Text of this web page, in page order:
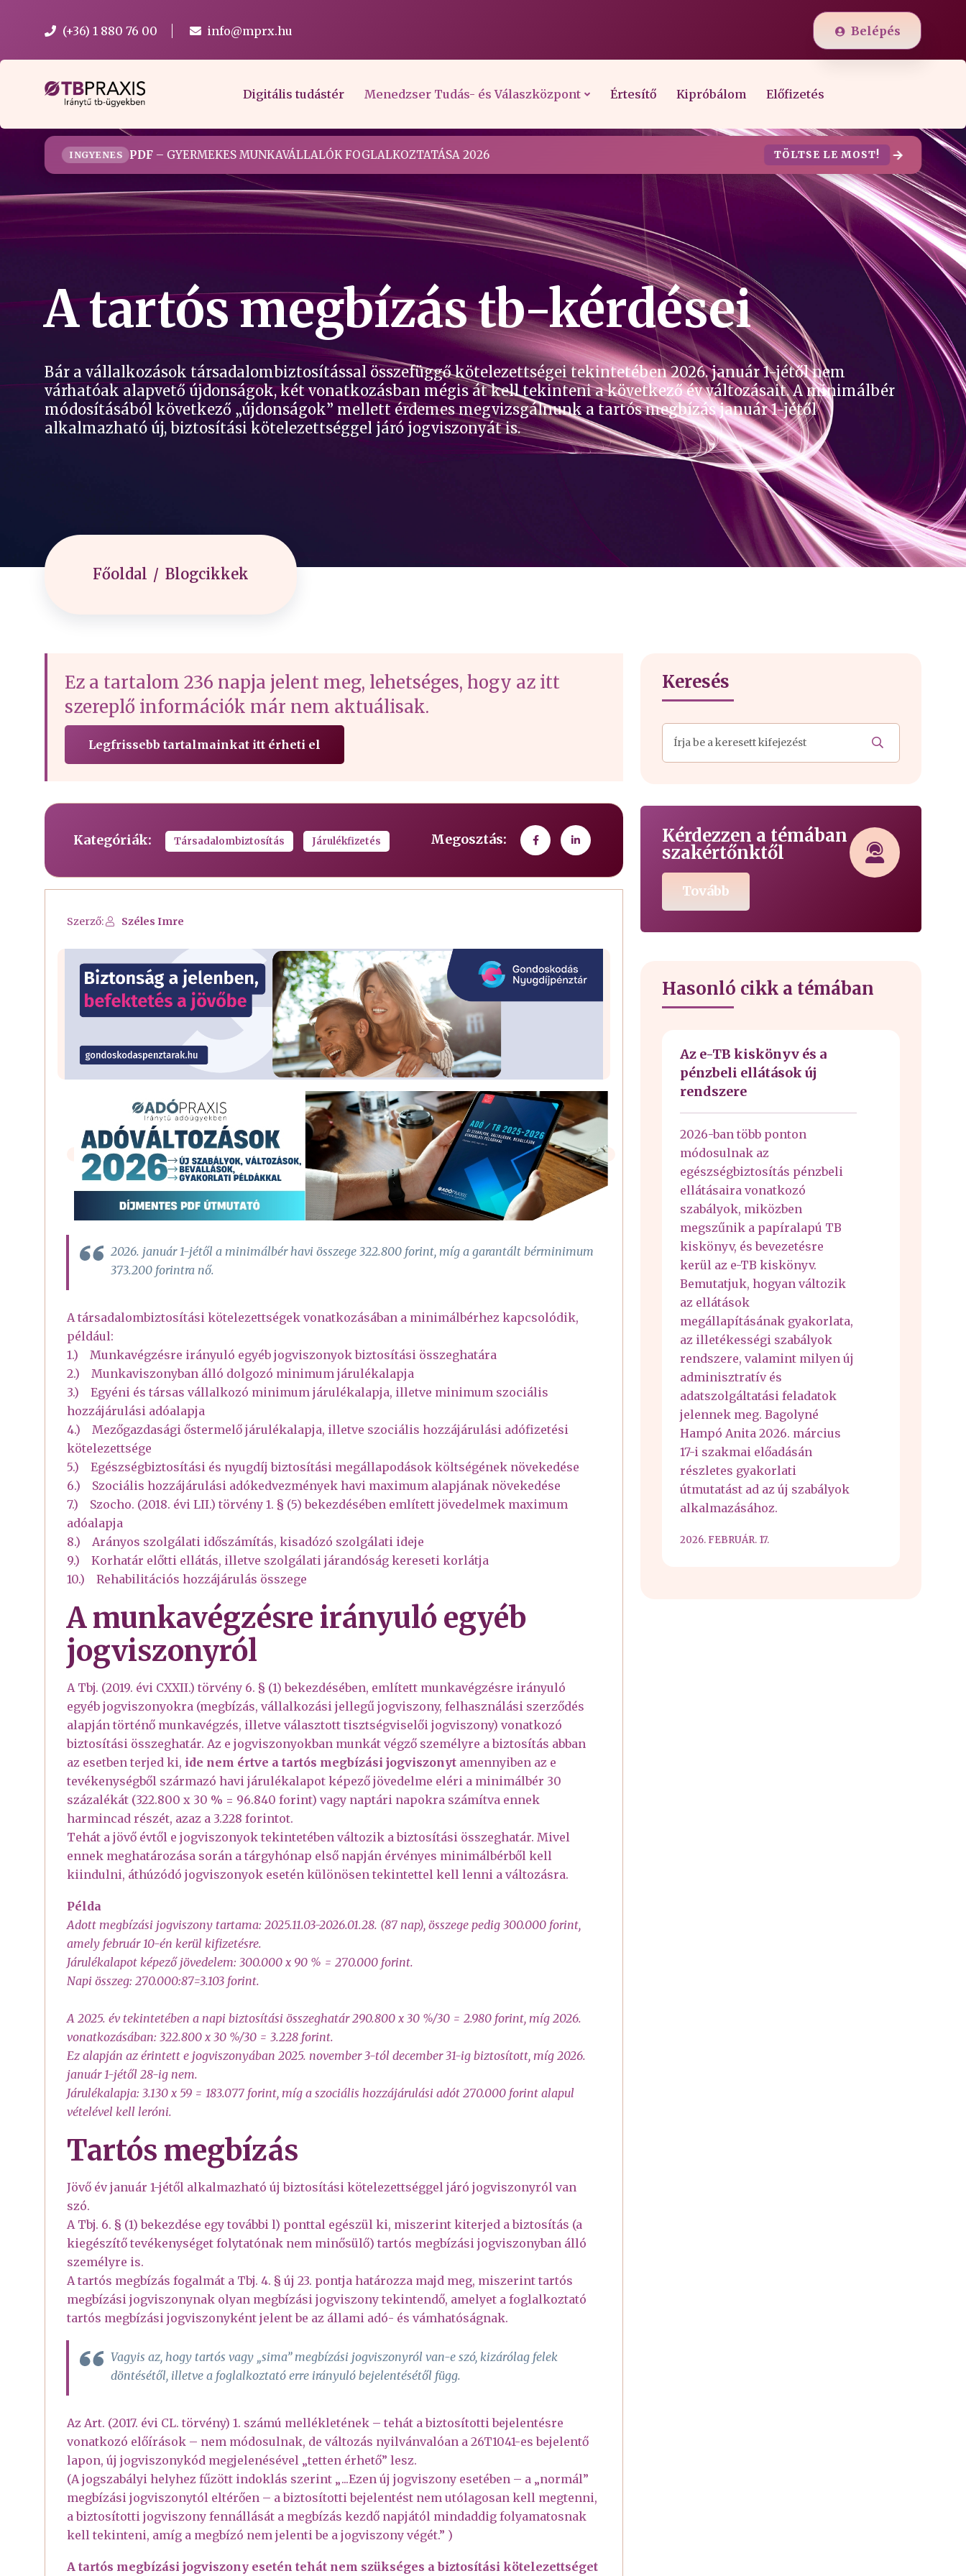
(+36) 1 880 76 00 info@mprx.hu Belépés
Digitális tudástér Menedzser Tudás- és Válaszközpont Értesítő Kipróbálom Előfizetés
INGYENES PDF– GYERMEKES MUNKAVÁLLALÓK FOGLALKOZTATÁSA 2026 TÖLTSE LE MOST!
A tartós megbízás tb-kérdései
Bár a vállalkozások társadalombiztosítással összefüggő kötelezettségei tekintetében 2026. január 1-jétől nem
várhatóak alapvető újdonságok, két vonatkozásban mégis át kell tekinteni a következő év változásait. A minimálbér
módosításából következő „újdonságok” mellett érdemes megvizsgálnunk a tartós megbízás január 1-jétől
alkalmazható új, biztosítási kötelezettséggel járó jogviszonyát is.
Főoldal Blogcikkek
Ez a tartalom 236 napja jelent meg, lehetséges, hogy az itt
szereplő információk már nem aktuálisak.
Legfrissebb tartalmainkat itt érheti el
Kategóriák: Társadalombiztosítás Járulékfizetés Megosztás:
Szerző: Széles Imre
2026. január 1-jétől a minimálbér havi összege 322.800 forint, míg a garantált bérminimum
373.200 forintra nő.
A társadalombiztosítási kötelezettségek vonatkozásában a minimálbérhez kapcsolódik,
például:
1.) Munkavégzésre irányuló egyéb jogviszonyok biztosítási összeghatára
2.) Munkaviszonyban álló dolgozó minimum járulékalapja
3.) Egyéni és társas vállalkozó minimum járulékalapja, illetve minimum szociális
hozzájárulási adóalapja
4.) Mezőgazdasági őstermelő járulékalapja, illetve szociális hozzájárulási adófizetési
kötelezettsége
5.) Egészségbiztosítási és nyugdíj biztosítási megállapodások költségének növekedése
6.) Szociális hozzájárulási adókedvezmények havi maximum alapjának növekedése
7.) Szocho. (2018. évi LII.) törvény 1. § (5) bekezdésében említett jövedelmek maximum
adóalapja
8.) Arányos szolgálati időszámítás, kisadózó szolgálati ideje
9.) Korhatár előtti ellátás, illetve szolgálati járandóság kereseti korlátja
10.) Rehabilitációs hozzájárulás összege
A munkavégzésre irányuló egyéb
jogviszonyról
A Tbj. (2019. évi CXXII.) törvény 6. § (1) bekezdésében, említett munkavégzésre irányuló
egyéb jogviszonyokra (megbízás, vállalkozási jellegű jogviszony, felhasználási szerződés
alapján történő munkavégzés, illetve választott tisztségviselői jogviszony) vonatkozó
biztosítási összeghatár. Az e jogviszonyokban munkát végző személyre a biztosítás abban
az esetben terjed ki, ide nem értve a tartós megbízási jogviszonyt amennyiben az e
tevékenységből származó havi járulékalapot képező jövedelme eléri a minimálbér 30
százalékát (322.800 x 30 % = 96.840 forint) vagy naptári napokra számítva ennek
harmincad részét, azaz a 3.228 forintot.
Tehát a jövő évtől e jogviszonyok tekintetében változik a biztosítási összeghatár. Mivel
ennek meghatározása során a tárgyhónap első napján érvényes minimálbérből kell
kiindulni, áthúzódó jogviszonyok esetén különösen tekintettel kell lenni a változásra.
Példa
Adott megbízási jogviszony tartama: 2025.11.03-2026.01.28. (87 nap), összege pedig 300.000 forint,
amely február 10-én kerül kifizetésre.
Járulékalapot képező jövedelem: 300.000 x 90 % = 270.000 forint.
Napi összeg: 270.000:87=3.103 forint.
A 2025. év tekintetében a napi biztosítási összeghatár 290.800 x 30 %/30 = 2.980 forint, míg 2026.
vonatkozásában: 322.800 x 30 %/30 = 3.228 forint.
Ez alapján az érintett e jogviszonyában 2025. november 3-tól december 31-ig biztosított, míg 2026.
január 1-jétől 28-ig nem.
Járulékalapja: 3.130 x 59 = 183.077 forint, míg a szociális hozzájárulási adót 270.000 forint alapul
vételével kell leróni.
Tartós megbízás
Jövő év január 1-jétől alkalmazható új biztosítási kötelezettséggel járó jogviszonyról van
szó.
A Tbj. 6. § (1) bekezdése egy további l) ponttal egészül ki, miszerint kiterjed a biztosítás (a
kiegészítő tevékenységet folytatónak nem minősülő) tartós megbízási jogviszonyban álló
személyre is.
A tartós megbízás fogalmát a Tbj. 4. § új 23. pontja határozza majd meg, miszerint tartós
megbízási jogviszonynak olyan megbízási jogviszony tekintendő, amelyet a foglalkoztató
tartós megbízási jogviszonyként jelent be az állami adó- és vámhatóságnak.
Vagyis az, hogy tartós vagy „sima” megbízási jogviszonyról van-e szó, kizárólag felek
döntésétől, illetve a foglalkoztató erre irányuló bejelentésétől függ.
Az Art. (2017. évi CL. törvény) 1. számú mellékletének – tehát a biztosítotti bejelentésre
vonatkozó előírások – nem módosulnak, de változás nyilvánvalóan a 26T1041-es bejelentő
lapon, új jogviszonykód megjelenésével „tetten érhető” lesz.
(A jogszabályi helyhez fűzött indoklás szerint „...Ezen új jogviszony esetében – a „normál”
megbízási jogviszonytól eltérően – a biztosítotti bejelentést nem utólagosan kell megtenni,
a biztosítotti jogviszony fennállását a megbízás kezdő napjától mindaddig folyamatosnak
kell tekinteni, amíg a megbízó nem jelenti be a jogviszony végét.” )
A tartós megbízási jogviszony esetén tehát nem szükséges a biztosítási kötelezettséget
Keresés
Kérdezzen a témában
szakértőnktől
Tovább
Hasonló cikk a témában
Az e-TB kiskönyv és a
pénzbeli ellátások új
rendszere
2026-ban több ponton
módosulnak az
egészségbiztosítás pénzbeli
ellátásaira vonatkozó
szabályok, miközben
megszűnik a papíralapú TB
kiskönyv, és bevezetésre
kerül az e-TB kiskönyv.
Bemutatjuk, hogyan változik
az ellátások
megállapításának gyakorlata,
az illetékességi szabályok
rendszere, valamint milyen új
adminisztratív és
adatszolgáltatási feladatok
jelennek meg. Bagolyné
Hampó Anita 2026. március
17-i szakmai előadásán
részletes gyakorlati
útmutatást ad az új szabályok
alkalmazásához.
2026. FEBRUÁR. 17.